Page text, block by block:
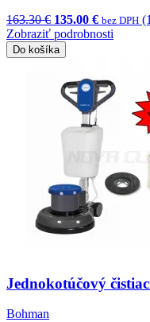
163.30 € 135.00 € bez DPH
Zobraziť podrobnosti
Do košíka
Jednokotúčový
Bohman